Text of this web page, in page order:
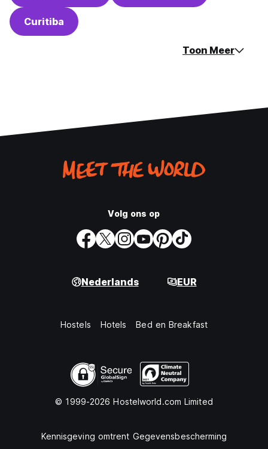
Curitiba
Toon Meer
Volg ons op
Nederlands EUR
Hostels Hotels Bed en Breakfast
© 1999-2026 Hostelworld.com Limited
Kennisgeving omtrent Gegevensbescherming